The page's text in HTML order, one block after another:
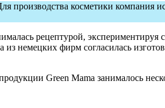
производства косметики компания
рецептурой, экспериментируя
немецких фирм согласилась
Green Mama занималось